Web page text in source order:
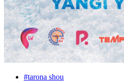
#tarona shou